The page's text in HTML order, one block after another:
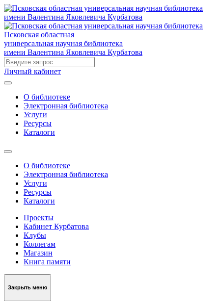
Псковская областная
универсальная научная библиотека
имени Валентина Яковлевича Курбатова
Личный кабинет
О библиотеке
Электронная библиотека
Услуги
Ресурсы
Каталоги
О библиотеке
Электронная библиотека
Услуги
Ресурсы
Каталоги
Проекты
Кабинет Курбатова
Клубы
Коллегам
Магазин
Книга памяти
Закрыть меню